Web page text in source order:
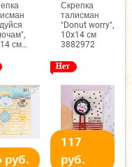
см
Скрепка
талисман
"Donut worry",
10x14 см
3882972
руб.
117
руб.